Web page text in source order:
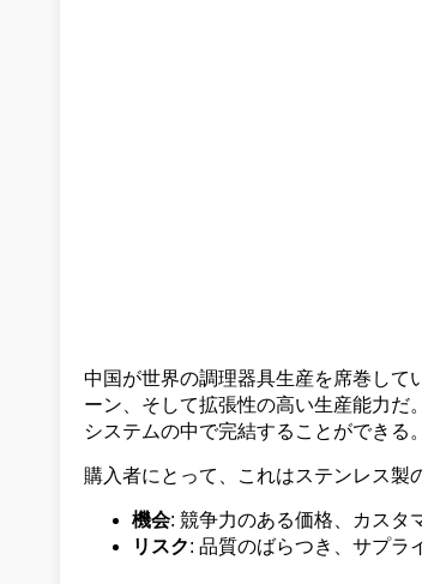
中国が世界の調理器具生産を席巻して
ーン、そして拡張性の高い生産能力だ
システムの中で完結することができる
購入者にとって、これはステンレス製
機会: 競争力のある価格、カスタ
リスク: 品質のばらつき、サプラ